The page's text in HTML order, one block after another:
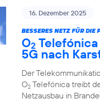
16. Dezember 2025
BESSERES NETZ FÜR DIE
O2
5G nach
Der
O2Telefónica treibt
Netzausbau in